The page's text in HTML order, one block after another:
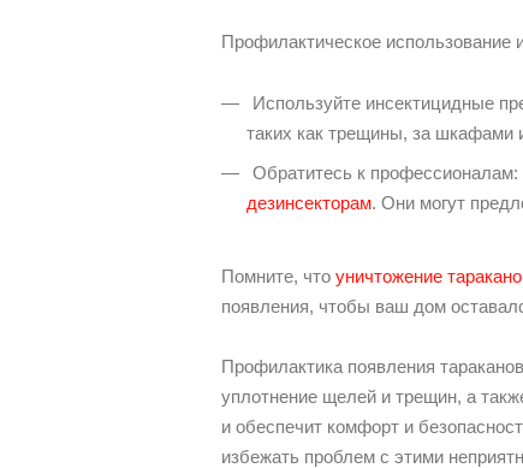
Профилактическое использование
Используйте инсектицидные
таких как трещины, за шкафами
Обратитесь к профессионалам:
дезинсекторам. Они могут
Помните, что уничтожение
появления, чтобы ваш дом
Профилактика появления
уплотнение щелей и трещин, а
и обеспечит комфорт и
избежать проблем с этими